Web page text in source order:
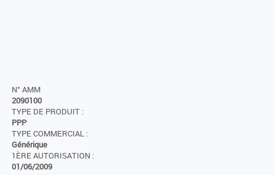
N° AMM
2090100
TYPE DE PRODUIT :
PPP
TYPE COMMERCIAL :
Générique
1ÈRE AUTORISATION :
01/06/2009